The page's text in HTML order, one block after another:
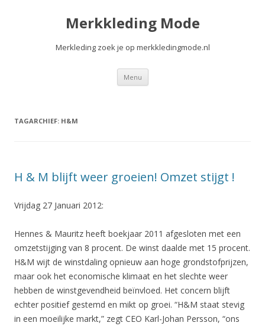
Merkkleding Mode
Merkleding zoek je op merkkledingmode.nl
Menu Spring
de
TAGARCHIEF: H&M
H & M blijft weer groeien! Omzet stijgt !
Vrijdag 27 Januari 2012:
Hennes & Mauritz heeft boekjaar 2011 afgesloten met een
omzetstijging van 8 procent. De winst daalde met 15 procent.
H&M wijt de winstdaling opnieuw aan hoge grondstofprijzen,
maar ook het economische klimaat en het slechte weer
hebben de winstgevendheid beïnvloed. Het concern blijft
echter positief gestemd en mikt op groei. “H&M staat stevig
in een moeilijke markt,” zegt CEO Karl-Johan Persson, “ons